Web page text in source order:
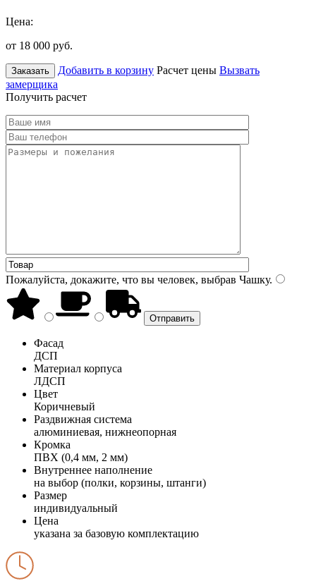
Цена:
от 18 000 руб.
Заказать Добавить в корзину Расчет цены Вызвать
замерщика
Получить расчет
Пожалуйста, докажите, что вы человек, выбрав Чашку.
Фасад
ДСП
Материал корпуса
ЛДСП
Цвет
Коричневый
Раздвижная система
алюминиевая, нижнеопорная
Кромка
ПВХ (0,4 мм, 2 мм)
Внутреннее наполнение
на выбор (полки, корзины, штанги)
Размер
индивидуальный
Цена
указана за базовую комплектацию